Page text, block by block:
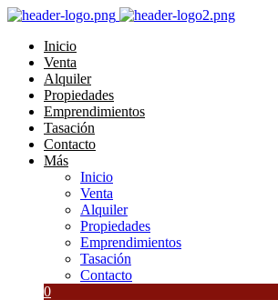
Inicio
Venta
Alquiler
Propiedades
Emprendimientos
Tasación
Contacto
Más
Inicio
Venta
Alquiler
Propiedades
Emprendimientos
Tasación
Contacto
0